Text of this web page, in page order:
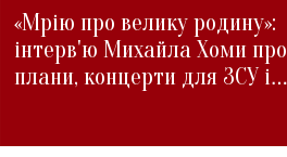
«Мрію про велику родину»:
інтерв'ю Михайла Хоми про
плани, концерти для ЗСУ і